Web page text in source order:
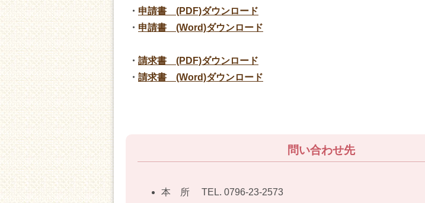
・ 申請書 (PDF)ダウンロード
・ 申請書 (Word)ダウンロード
・ 請求書 (PDF)ダウンロード
・ 請求書 (Word)ダウンロード
問い合わせ先
本 所 TEL. 0796-23-2573